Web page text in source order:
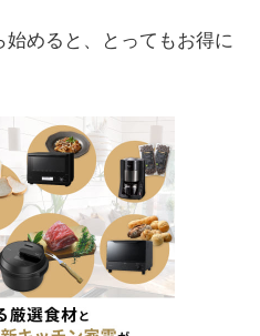
めると、とってもお得に